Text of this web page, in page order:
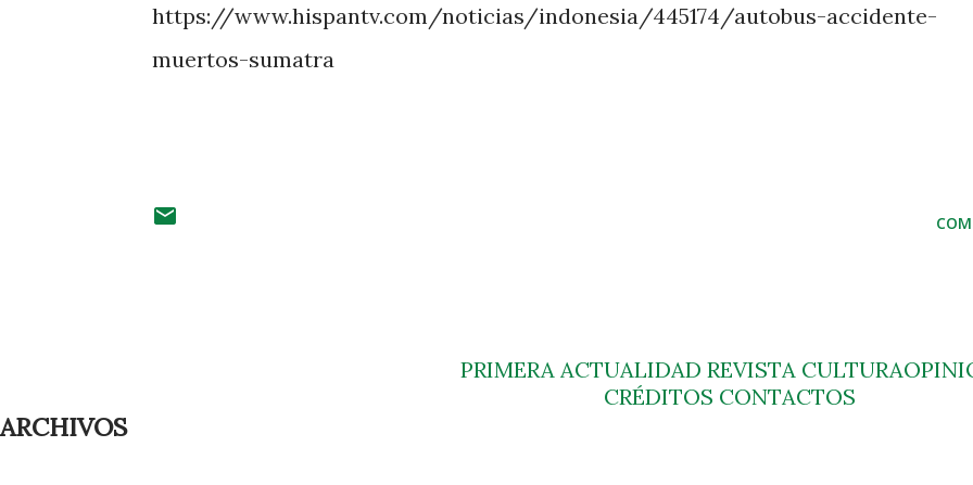
https://www.hispantv.com/noticias/indonesia/445174/autobus-accidente-
muertos-sumatra
PRIMERA ACTUALIDAD REVISTA CULTURA
CRÉDITOS CONTACTOS
ARCHIVOS